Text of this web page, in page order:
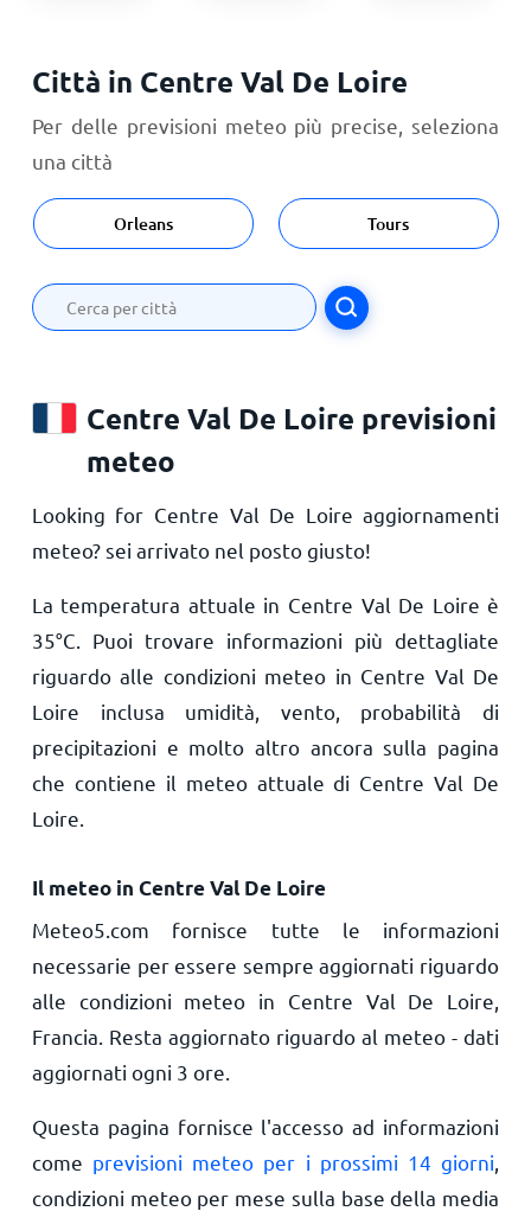
Città in Centre Val De Loire
Per delle previsioni meteo più precise, seleziona
una città
Orleans Tours
Centre Val De Loire previsioni
meteo
Looking for Centre Val De Loire aggiornamenti
meteo? sei arrivato nel posto giusto!
La temperatura attuale in Centre Val De Loire è
35°C . Puoi trovare informazioni più dettagliate
riguardo alle condizioni meteo in Centre Val De
Loire inclusa umidità, vento, probabilità di
precipitazioni e molto altro ancora sulla pagina
che contiene il meteo attuale di Centre Val De
Loire.
Il meteo in Centre Val De Loire
Meteo5.com fornisce tutte le informazioni
necessarie per essere sempre aggiornati riguardo
alle condizioni meteo in Centre Val De Loire,
Francia. Resta aggiornato riguardo al meteo - dati
aggiornati ogni 3 ore.
Questa pagina fornisce l'accesso ad informazioni
come previsioni meteo per i prossimi 14 giorni
condizioni meteo per mese sulla base della media